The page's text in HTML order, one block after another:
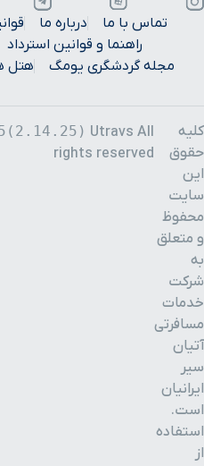
تماس با ما درباره ما
راهنما و قوانین استرداد
مجله گردشگری یومگ
هتل
کلیه
حقوق
این
سایت
محفوظ
و متعلق
به
شرکت
خدمات
مسافرتی
آتیان
سیر
ایرانیان
است.
استفاده
از
Utravs All
rights reserved